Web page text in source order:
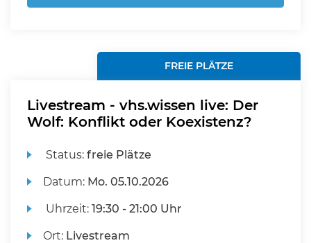
FREIE PLÄTZE
Livestream - vhs.wissen live: Der
Wolf: Konflikt oder Koexistenz?
Status:freie Plätze
Datum: Mo. 05.10.2026
Uhrzeit:19:30 - 21:00 Uhr
Ort: Livestream